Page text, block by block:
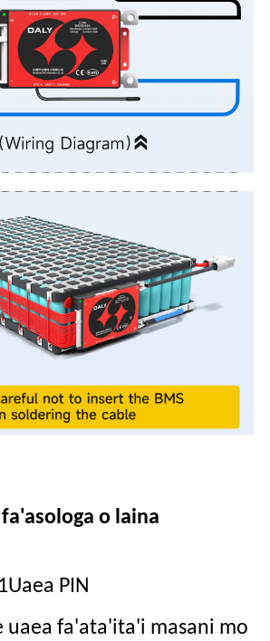
o laina
Uaea PIN
uaea fa'ata'ita'i masani mo